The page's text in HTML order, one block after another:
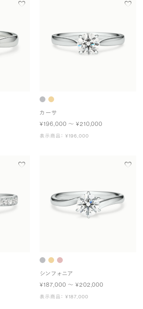
カーサ
¥196,000 〜 ¥210,000
表示商品： ¥196,000
シンフォニア
¥187,000 〜 ¥202,000
表示商品： ¥187,000